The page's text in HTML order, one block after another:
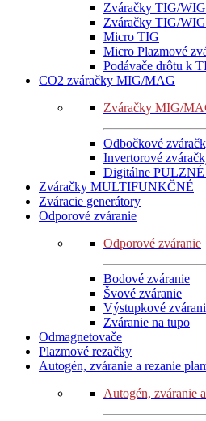
Zváračky TIG/
Zváračky TIG/
Micro TIG
Micro Plazmové
Podávače drôtu k
CO2 zváračky MIG/MAG
Zváračky MIG/
Odbočkové
Invertorové
Digitálne PULZNÉ
Zváračky MULTIFUNKČNÉ
Zváracie generátory
Odporové zváranie
Odporové zváranie
Bodové zváranie
Švové zváranie
Výstupkové
Zváranie na tupo
Odmagnetovače
Plazmové rezačky
Autogén, zváranie a rezanie
Autogén, zváranie